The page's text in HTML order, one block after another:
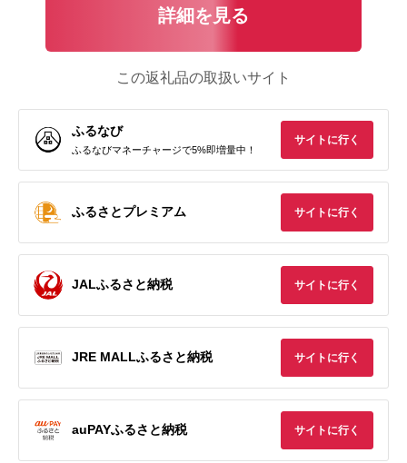
詳細を見る
この返礼品の取扱いサイト
ふるなび
ふるなびマネーチャージで5%即増量中！
サイトに行く
ふるさとプレミアム サイトに行く
JALふるさと納税 サイトに行く
JRE MALLふるさと納税 サイトに行く
auPAYふるさと納税 サイトに行く